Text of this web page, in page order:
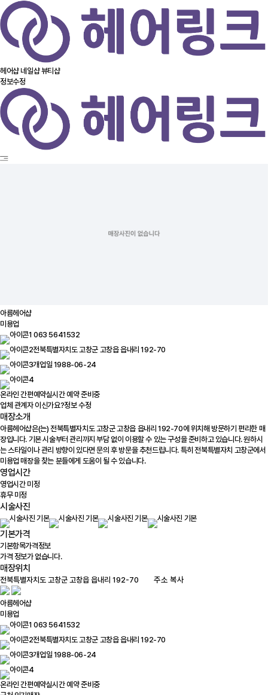
헤어샵 네일샵뷰티샵
정보수정
아름헤어샵
미용업
063 5641532
전북특별자치도 고창군 고창읍 읍내리 192-70
개업일 1988-06-24
온라인 간편예약실시간 예약 준비중
업체 관계자 이신가요?정보 수정
매장소개
아름헤어샵은(는) 전북특별자치도 고창군 고창읍 읍내리 192-70에 위치해 방문하기 편리한 매
장입니다. 기본 시술부터 관리까지 부담 없이 이용할 수 있는 구성을 준비하고 있습니다. 원하시
는 스타일이나 관리 방향이 있다면 문의 후 방문을 추천드립니다. 특히 전북특별자치 고창군에서
미용업 매장을 찾는 분들에게 도움이 될 수 있습니다.
영업시간
영업시간 미정
휴무 미정
시술사진
기본가격
기본항목가격정보
가격 정보가 없습니다.
매장위치
주소 복사
아름헤어샵
미용업
063 5641532
전북특별자치도 고창군 고창읍 읍내리 192-70
개업일 1988-06-24
온라인 간편예약실시간 예약 준비중